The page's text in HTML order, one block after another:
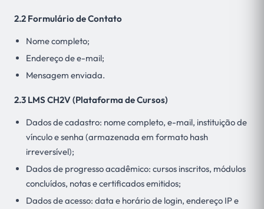
2.2 Formulário de Contato
Nome completo;
Endereço de e-mail;
Mensagem enviada.
2.3 LMS CH2V (Plataforma de Cursos)
Dados de cadastro: nome completo, e-mail, instituição de
vínculo e senha (armazenada em formato hash
irreversível);
Dados de progresso acadêmico: cursos inscritos, módulos
concluídos, notas e certificados emitidos;
Dados de acesso: data e horário de login, endereço IP e